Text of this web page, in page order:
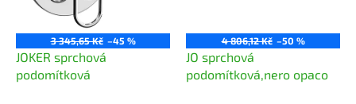
3 345,65 Kč –45 %
JOKER sprchová
podomítková
4 806,12 Kč –50 %
JO sprchová
podomítková,nero opaco